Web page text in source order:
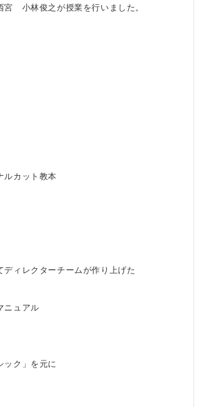
宮 小林俊之が授業を行いました。
ルカット教本
ディレクターチームが作り上げた
ニュアル
ック」を元に